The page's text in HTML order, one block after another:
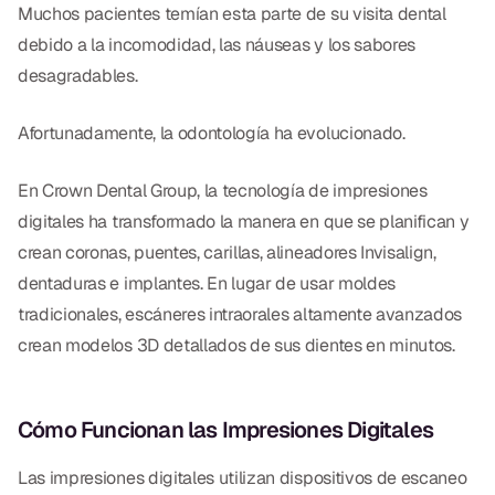
Empastes Dentales
Dentaduras
Reparaciones el Mismo Día
COSMÉTICA
TECNOLOGÍA
Muchos pacientes temían esta parte de su visita dental
debido a la incomodidad, las náuseas y los sabores
desagradables.
Afortunadamente, la odontología ha evolucionado.
En Crown Dental Group, la tecnología de impresiones
digitales ha transformado la manera en que se planifican y
crean coronas, puentes, carillas, alineadores Invisalign,
dentaduras e implantes. En lugar de usar moldes
tradicionales, escáneres intraorales altamente avanzados
crean modelos 3D detallados de sus dientes en minutos.
Cómo Funcionan las Impresiones Digitales
Las impresiones digitales utilizan dispositivos de escaneo